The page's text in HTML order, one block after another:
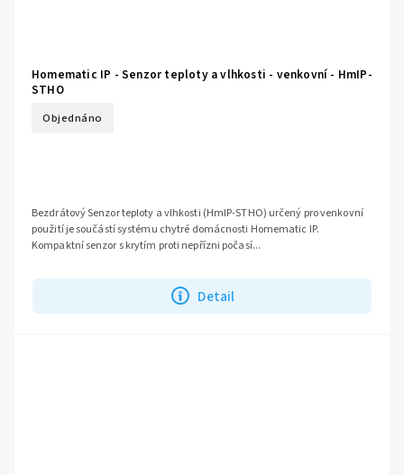
Homematic IP - Senzor teploty a vlhkosti - venkovní - HmIP-
STHO
Objednáno
Detail
Bezdrátový Senzor teploty a vlhkosti (HmIP-STHO) určený pro venkovní
použití je součástí systému chytré domácnosti Homematic IP.
Kompaktní senzor s krytím proti nepřízni počasí...